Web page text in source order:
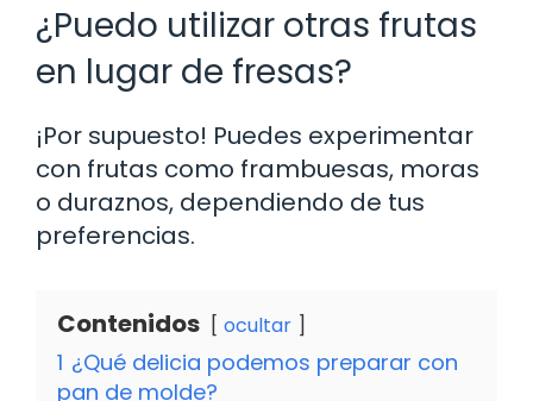
¿Puedo utilizar otras frutas
en lugar de fresas?
¡Por supuesto! Puedes experimentar
con frutas como frambuesas, moras
o duraznos, dependiendo de tus
preferencias.
Contenidos ocultar
1 ¿Qué delicia podemos preparar con
pan de molde?